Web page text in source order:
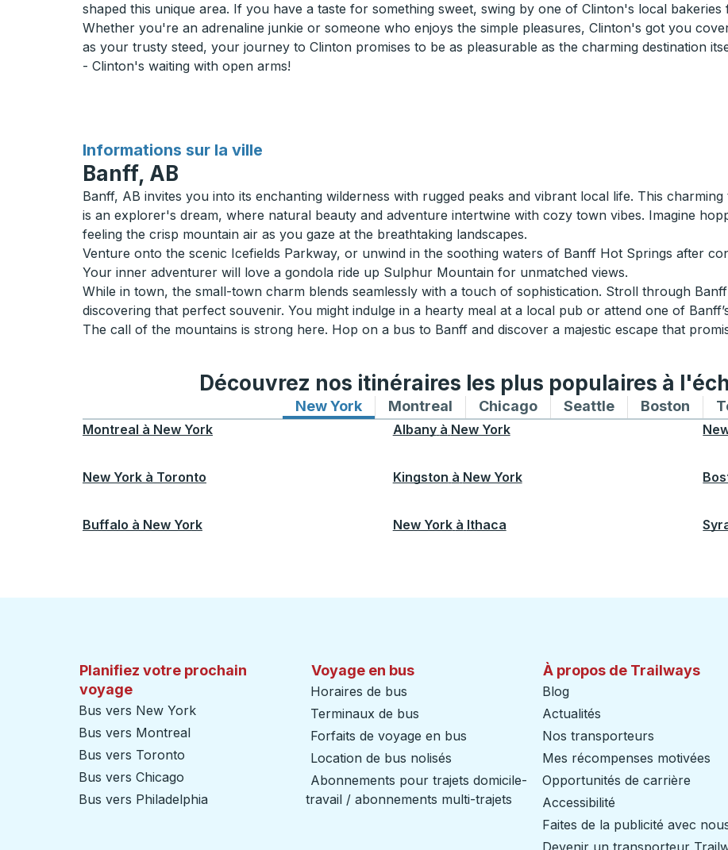
shaped this unique area. If you have a taste for something sweet, swing by one of Clinton's local
Whether you're an adrenaline junkie or someone who enjoys the simple pleasures, Clinton's got you
as your trusty steed, your journey to Clinton promises to be as pleasurable as the charming destination
- Clinton's waiting with open arms!
Informations sur la ville
pour
Banff, AB
Banff, AB invites you into its enchanting wilderness with rugged peaks and vibrant local life. This
is an explorer's dream, where natural beauty and adventure intertwine with cozy town vibes. Imagine
feeling the crisp mountain air as you gaze at the breathtaking landscapes.
Venture onto the scenic Icefields Parkway, or unwind in the soothing waters of Banff Hot Springs after
Your inner adventurer will love a gondola ride up Sulphur Mountain for unmatched views.
While in town, the small-town charm blends seamlessly with a touch of sophistication. Stroll through
discovering that perfect souvenir. You might indulge in a hearty meal at a local pub or attend one of
The call of the mountains is strong here. Hop on a bus to Banff and discover a majestic escape that
Découvrez nos itinéraires les plus populaires à
New YorkItinéraires de bus vers et depuis New York
Montreal Itinéraires de bus vers et depuis
ChicagoItinéraires de bus vers et
SeattleItinéraires de
Boston
Montreal à New York Albany à New York
New York à Toronto Kingston à New York
Buffalo à New York New York à Ithaca
Planifiez votre prochain
voyage
Bus vers New York
Bus vers Montreal
Bus vers Toronto
Bus vers Chicago
Bus vers Philadelphia
Voyage en bus
Horaires de bus
Terminaux de bus
Forfaits de voyage en bus
Location de bus nolisés
Abonnements pour trajets domicile-
travail / abonnements multi-trajets
À propos de Trailways
Blog
Actualités
Nos transporteurs
Mes récompenses motivées
Opportunités de carrière
Accessibilité
Faites de la publicité avec
Devenir un transporteur